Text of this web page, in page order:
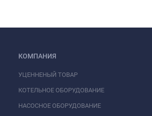
КОМПАНИЯ
УЦЕННЕНЫЙ ТОВАР
КОТЕЛЬНОЕ ОБОРУДОВАНИЕ
НАСОСНОЕ ОБОРУДОВАНИЕ